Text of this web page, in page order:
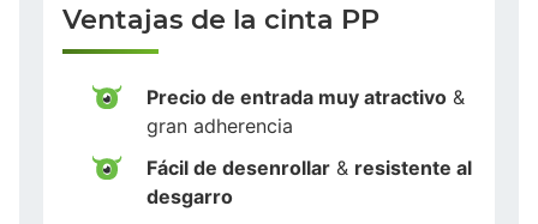
Ventajas de la cinta PP
Precio de entrada muy atractivo &
gran adherencia
Fácil de desenrollar & resistente al
desgarro